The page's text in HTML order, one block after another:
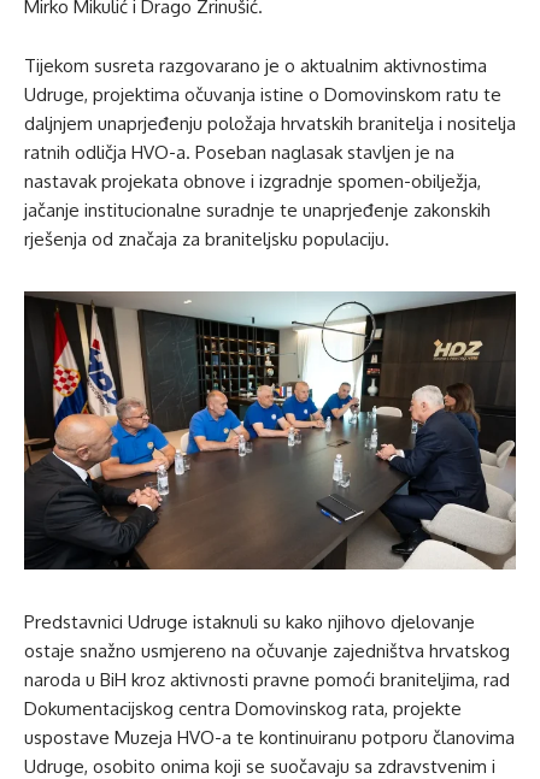
Mirko Mikulić i Drago Zrinušić.
Tijekom susreta razgovarano je o aktualnim aktivnostima
Udruge, projektima očuvanja istine o Domovinskom ratu te
daljnjem unaprjeđenju položaja hrvatskih branitelja i nositelja
ratnih odličja HVO-a. Poseban naglasak stavljen je na
nastavak projekata obnove i izgradnje spomen-obilježja,
jačanje institucionalne suradnje te unaprjeđenje zakonskih
rješenja od značaja za braniteljsku populaciju.
Predstavnici Udruge istaknuli su kako njihovo djelovanje
ostaje snažno usmjereno na očuvanje zajedništva hrvatskog
naroda u BiH kroz aktivnosti pravne pomoći braniteljima, rad
Dokumentacijskog centra Domovinskog rata, projekte
uspostave Muzeja HVO-a te kontinuiranu potporu članovima
Udruge, osobito onima koji se suočavaju sa zdravstvenim i